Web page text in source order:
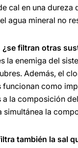
cal en una
agua mineral no
¿se filtran otras
la enemiga del
Además, el
funcionan como
la composición
la
también la sal